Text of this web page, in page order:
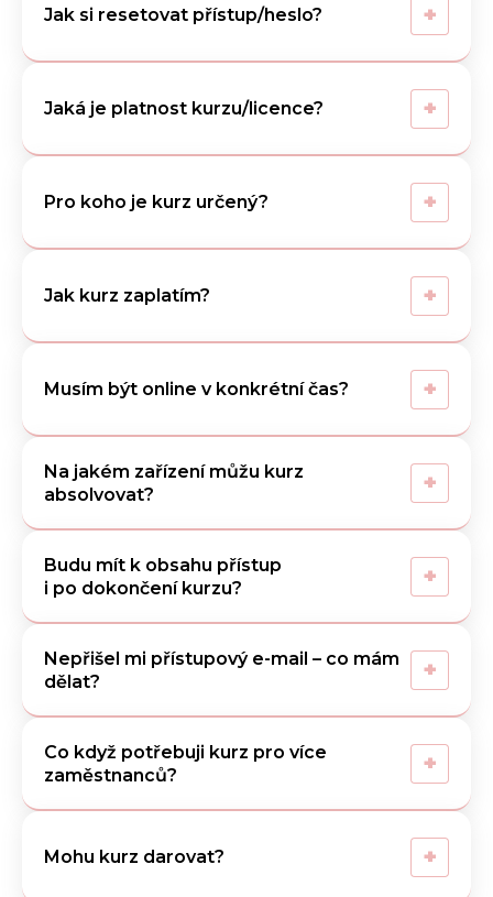
Jak si resetovat přístup/heslo? +
Jaká je platnost kurzu/licence? +
Pro koho je kurz určený? +
Jak kurz zaplatím? +
Musím být online v konkrétní čas? +
Na jakém zařízení můžu kurz
absolvovat?
+
Budu mít k obsahu přístup
i po dokončení kurzu?
+
Nepřišel mi přístupový e-mail – co mám
dělat?
+
Co když potřebuji kurz pro více
zaměstnanců?
+
Mohu kurz darovat? +